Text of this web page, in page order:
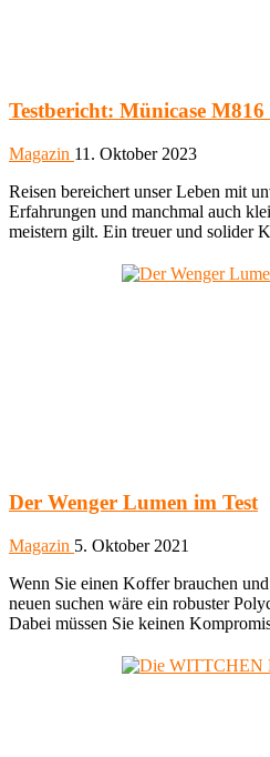
Testbericht: Münicase
Magazin 11. Oktober 2023
Reisen bereichert unser Leben mit
Erfahrungen und manchmal auch
meistern gilt. Ein treuer und solider
Der Wenger Lumen im Test
Magazin 5. Oktober 2021
Wenn Sie einen Koffer brauchen
neuen suchen wäre ein robuster
Dabei müssen Sie keinen